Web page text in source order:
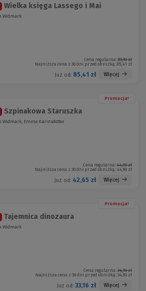
Wielka księga Lassego i Mai
Widmark
Cena regularna: 89,90 zł
Najniższa cena z 30 dni przed obniżką: 85,41 zł
Już od: 85,41 zł Więcej
Promocja!
Szpinakowa Staruszka
Widmark, Emma Karinsdotter
Cena regularna: 44,90 zł
Najniższa cena z 30 dni przed obniżką: 44,90 zł
Już od: 42,65 zł Więcej
Promocja!
Tajemnica dinozaura
Widmark
Cena regularna: 34,90 zł
Najniższa cena z 30 dni przed obniżką: 34,90 zł
Już od: 33,16 zł Więcej